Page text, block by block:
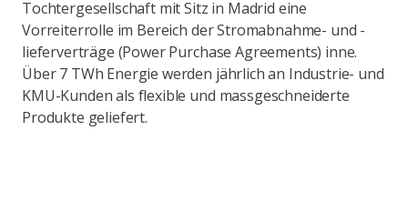
Tochtergesellschaft mit Sitz in Madrid eine
Vorreiterrolle im Bereich der Stromabnahme- und -
lieferverträge (Power Purchase Agreements) inne.
Über 7 TWh Energie werden jährlich an Industrie- und
KMU-Kunden als flexible und massgeschneiderte
Produkte geliefert.